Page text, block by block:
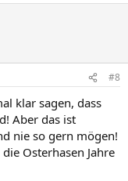
#8
klar sagen, dass
Aber das ist
nie so gern mögen!
Osterhasen Jahre